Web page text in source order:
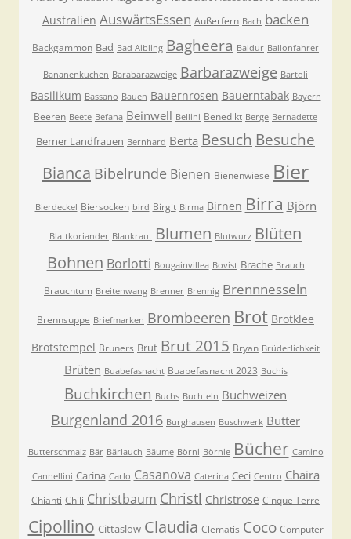
Australien AuswärtsEssen Außerfern Bach backen
Backgammon Bad Bad Aibling Bagheera Baldur Ballonfahrer
Bananenkuchen Barabarazweige Barbarazweige Bartoli
Basilikum Bassano Bauen Bauernrosen Bauerntabak Bayern
Beeren Beete Befana Beinwell Bellini Benedikt Berge Bernadette
Berner Landfrauen Bernhard Berta Besuch Besuche
Bianca Bibelrunde Bienen Bienenwiese Bier
Bierdeckel Biersocken bird Birgit Birma Birnen Birra Björn
Blattkoriander Blaukraut Blumen Blutwurz Blüten
Bohnen Borlotti Bougainvillea Bovist Brache Brauch
Brauchtum Breitenwang Brenner Brennig Brennnesseln
Brennsuppe Briefmarken Brombeeren Brot Brotklee
Brotstempel Bruners Brut Brut 2015 Bryan Brüderlichkeit
Brüten Buabefasnacht Buabefasnacht 2023 Buchis
Buchkirchen Buchs Buchteln Buchweizen
Burgenland 2016 Burghausen Buschwerk Butter
Butterschmalz Bär Bärlauch Bäume Börni Börnie Bücher Camino
Cannellini Carina Carlo Casanova Caterina Ceci Centro Chaira
Chianti Chili Christbaum Christl Christrose Cinque Terre
Cipollino Cittaslow Claudia Clematis Coco Computer